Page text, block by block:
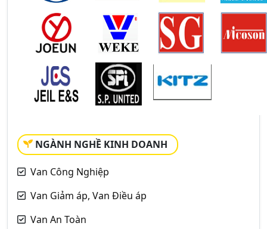
NGÀNH NGHỀ KINH DOANH
Van Công Nghiệp
Van Giảm áp, Van Điều áp
Van An Toàn